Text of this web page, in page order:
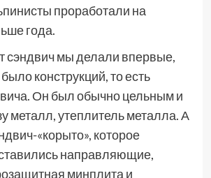
проработали на
года.
сэндвич мы делали впервые,
конструкций, то есть
Он был обычно цельным и
металл, утеплитель металла. А
«корыто», которое
направляющие,
минплита и